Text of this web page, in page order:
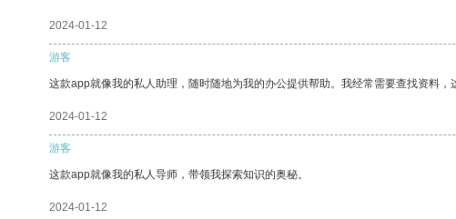
2024-01-12
游客
这款app就像我的私人助理，随时随地为我的办公提供帮助。我经常需要查找资料，
2024-01-12
游客
这款app就像我的私人导师，带领我探索知识的奥秘。
2024-01-12